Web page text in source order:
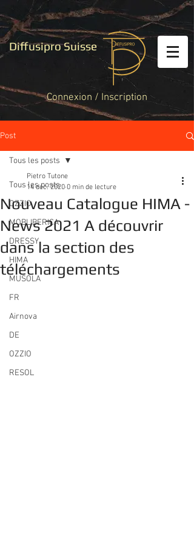
Diffusipro Suisse
Connexion / Inscription
Post
Tous les posts
OZZIO
MOBLIBERICA
DRESSY
HIMA
MUSOLA
FR
Airnova
DE
OZZIO
RESOL
Tous les posts
Nouveau Catalogue HIMA -
News 2021 A découvrir
dans la section des
téléchargements
Pietro Tutone
14 déc. 2020 0 min de lecture